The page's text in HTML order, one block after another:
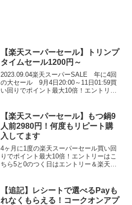
【楽天スーパーセール】トリンプ
タイムセール1200円～
2023.09.04楽天スーパーSALE 年に4回
の大セール 9月4日20:00～11日01:59買
い回りでポイント最大10倍！エントリー
チュラルスリムブラ シグネ...
【楽天スーパーセール】もつ鍋9
人前2980円！何度もリピート購
入してます
4ヶ月に1度の楽天スーパーセール買い回
りでポイント最大10倍！エントリーはこ
ちら5と0のつく日はエントリー＆楽天カ
なりました。こちらのもつ鍋9人前メガ盛
り、小ぶりの国産...
【追記】レシートで選べるPayも
れなくもらえる！コークオンアプ